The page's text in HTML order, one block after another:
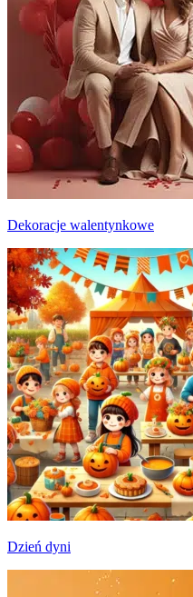
Dekoracje walentynkowe
Dzień dyni